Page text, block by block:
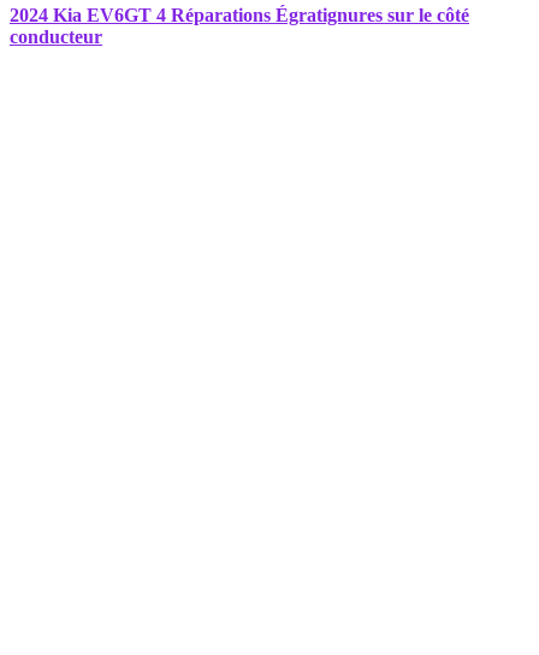
2024 Kia EV6GT 4 Réparations Égratignures sur le côté
conducteur